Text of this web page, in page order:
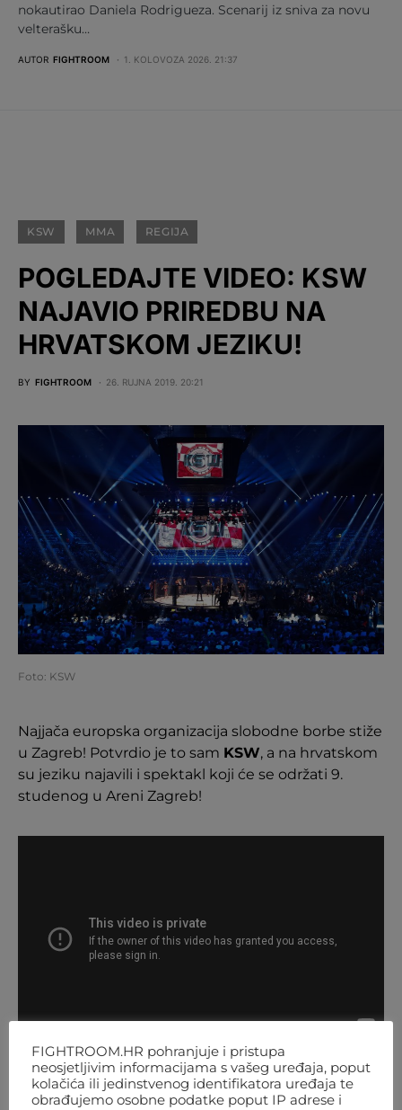
nokautirao Daniela Rodrigueza. Scenarij iz sniva za novu
velterašku…
AUTOR FIGHTROOM 1. KOLOVOZA 2026. 21:37
KSW MMA REGIJA
POGLEDAJTE VIDEO: KSW
NAJAVIO PRIREDBU NA
HRVATSKOM JEZIKU!
BY FIGHTROOM 26. RUJNA 2019. 20:21
Foto: KSW
Najjača europska organizacija slobodne borbe stiže
u Zagreb! Potvrdio je to sam KSW, a na hrvatskom
su jeziku najavili i spektakl koji će se održati 9.
studenog u Areni Zagreb!
KSW neće štedjeti na kvaliteti programa pa tako u
FIGHTROOM.HR pohranjuje i pristupa
neosjetljivim informacijama s vašeg uređaja, poput
kolačića ili jedinstvenog identifikatora uređaja te
obrađujemo osobne podatke poput IP adrese i